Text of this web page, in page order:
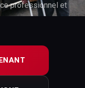
professionnel et